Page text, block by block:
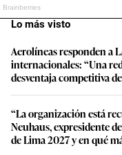
Lo más visto
Aerolíneas responden a
internacionales: “Una
desventaja competitiva
“La organización está
Neuhaus, expresidente
de Lima 2027 y en qué